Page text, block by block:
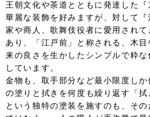
王朝文化や茶道とともに発達した
華麗な装飾を好みますが、対して
家や商人、歌舞伎役者に愛用され
あり、「江戸前」と称される、木
来の良さを生かしたシンプルで粋な
しています。
金物も、取手部分など最小限度し
の塗りと拭きを何度も繰り返す「拭
という独特の塗装を施すのも、そ